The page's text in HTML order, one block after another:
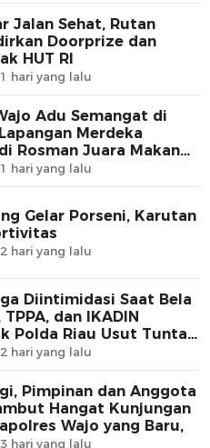
Jalan Sehat, Rutan
Doorprize dan
HUT RI
1 hari yang lalu
Adu Semangat di
Merdeka
Rosman Juara Makan
1 hari yang lalu
Gelar Porseni, Karutan
2 hari yang lalu
Diintimidasi Saat Bela
TPPA, dan IKADIN
Polda Riau Usut Tuntas
2 hari yang lalu
Pimpinan dan Anggota
Hangat Kunjungan
Wajo yang Baru,
3 hari yang lalu